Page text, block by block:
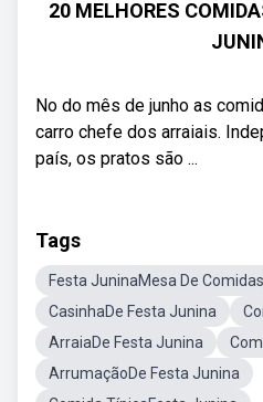
20 MELHORES
No do mês de junho as
carro chefe dos arraiais.
país, os pratos são ...
Tags
Festa JuninaMesa De Comidas
CasinhaDe Festa Junina
ArraiaDe Festa Junina
ArrumaçãoDe Festa Junina